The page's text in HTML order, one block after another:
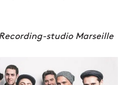
studio Marseille